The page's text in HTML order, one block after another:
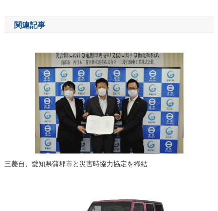
ナ
ビ
関連記事
三菱自、愛知県蒲郡市と災害時協力協定を締結